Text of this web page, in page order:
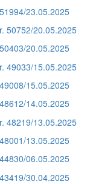
23.05.2025
50752/20.05.2025
20.05.2025
49033/15.05.2025
15.05.2025
14.05.2025
48219/13.05.2025
13.05.2025
06.05.2025
30.04.2025